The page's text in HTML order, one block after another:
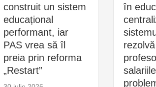
construit un sistem
educațional
performant, iar
PAS vrea să îl
preia prin reforma
„Restart”
în